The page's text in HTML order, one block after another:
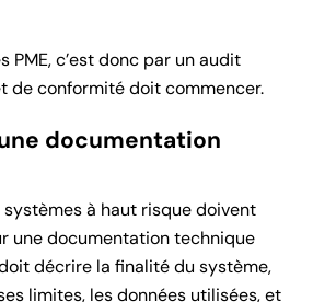
PME, c’est donc par un audit
de conformité doit commencer.
documentation
systèmes à haut risque doivent
une documentation technique
décrire la finalité du système,
limites, les données utilisées, et